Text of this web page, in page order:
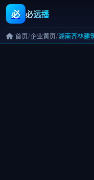
必 必远播
首页/企业黄页/湖南齐林建